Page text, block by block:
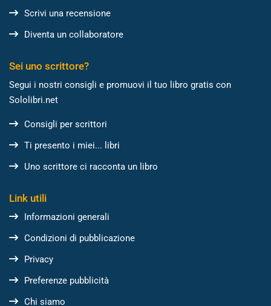
Scrivi una recensione
Diventa un collaboratore
Sei uno scrittore?
Segui i nostri consigli e promuovi il tuo libro gratis con
Sololibri.net
Consigli per scrittori
Ti presento i miei... libri
Uno scrittore ci racconta un libro
Link utili
Informazioni generali
Condizioni di pubblicazione
Privacy
Preferenze pubblicità
Chi siamo